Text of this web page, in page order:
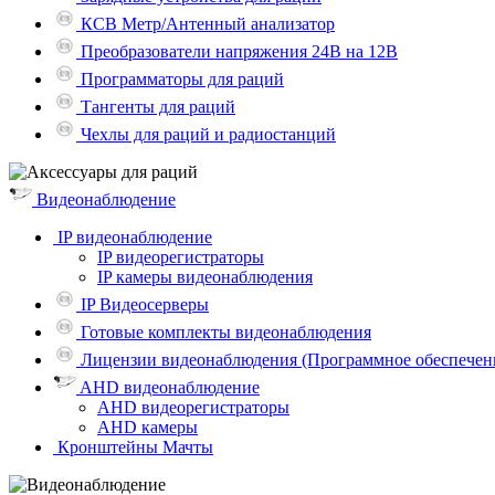
КСВ Метр/Антенный анализатор
Преобразователи напряжения 24В на 12В
Программаторы для раций
Тангенты для раций
Чехлы для раций и радиостанций
Видеонаблюдение
IP видеонаблюдение
IP видеорегистраторы
IP камеры видеонаблюдения
IP Видеосерверы
Готовые комплекты видеонаблюдения
Лицензии видеонаблюдения (Программное
AHD видеонаблюдение
AHD видеорегистраторы
AHD камеры
Кронштейны Мачты